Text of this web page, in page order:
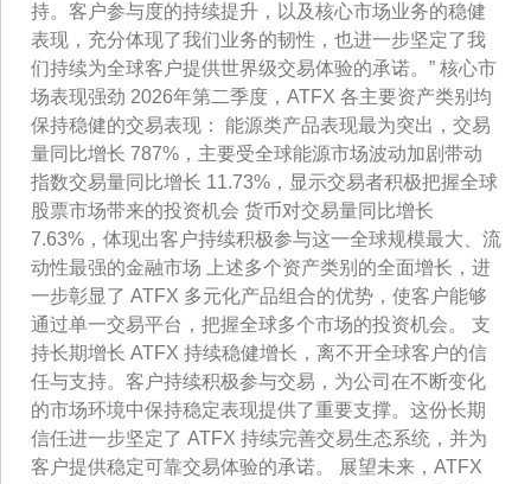
持。客户参与度的持续提升，以及核心市场业务的稳健
表现，充分体现了我们业务的韧性，也进一步坚定了我
们持续为全球客户提供世界级交易体验的承诺。” 核心市
场表现强劲 2026年第二季度，ATFX 各主要资产类别均
保持稳健的交易表现： 能源类产品表现最为突出，交易
量同比增长 787%，主要受全球能源市场波动加剧带动
指数交易量同比增长 11.73%，显示交易者积极把握全球
股票市场带来的投资机会 货币对交易量同比增长
7.63%，体现出客户持续积极参与这一全球规模最大、流
动性最强的金融市场 上述多个资产类别的全面增长，进
一步彰显了 ATFX 多元化产品组合的优势，使客户能够
通过单一交易平台，把握全球多个市场的投资机会。 支
持长期增长 ATFX 持续稳健增长，离不开全球客户的信
任与支持。客户持续积极参与交易，为公司在不断变化
的市场环境中保持稳定表现提供了重要支撑。这份长期
信任进一步坚定了 ATFX 持续完善交易生态系统，并为
客户提供稳定可靠交易体验的承诺。 展望未来，ATFX